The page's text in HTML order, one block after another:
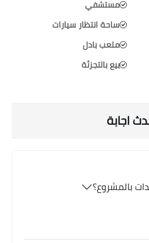
مستشفي
ساحة انتظار سيارات
ملعب بادل
بيع بالتجزئة
اجابة
بالمشروع؟